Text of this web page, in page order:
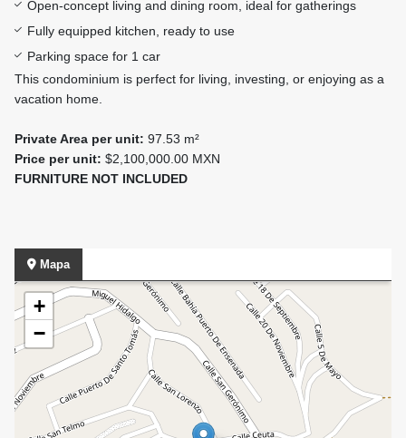
Open-concept living and dining room, ideal for gatherings
Fully equipped kitchen, ready to use
Parking space for 1 car
This condominium is perfect for living, investing, or enjoying as a
vacation home.
Private Area per unit: 97.53 m²
Price per unit: $2,100,000.00 MXN
FURNITURE NOT INCLUDED
Mapa
+
−